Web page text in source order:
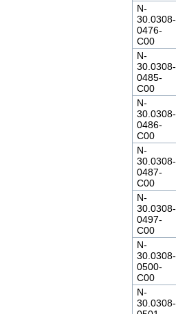
N-
30.0308-
0476-
C00
N-
30.0308-
0485-
C00
N-
30.0308-
0486-
C00
N-
30.0308-
0487-
C00
N-
30.0308-
0497-
C00
N-
30.0308-
0500-
C00
N-
30.0308-